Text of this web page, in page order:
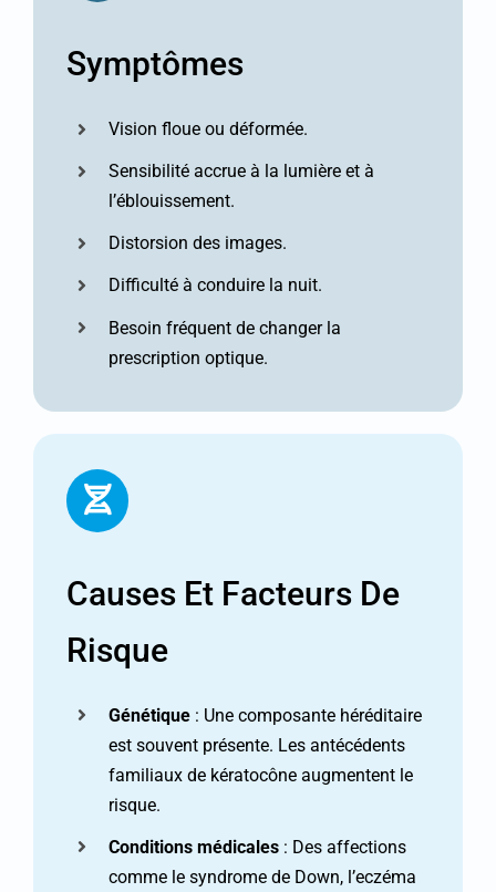
Symptômes
Vision floue ou déformée.
Sensibilité accrue à la lumière et à
l’éblouissement.
Distorsion des images.
Difficulté à conduire la nuit.
Besoin fréquent de changer la
prescription optique.
Causes Et Facteurs De
Risque
Génétique : Une composante héréditaire
est souvent présente. Les antécédents
familiaux de kératocône augmentent le
risque.
Conditions médicales : Des affections
comme le syndrome de Down, l’eczéma